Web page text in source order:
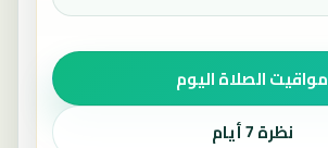
مواقيت الصلاة اليوم
نظرة 7 أيام